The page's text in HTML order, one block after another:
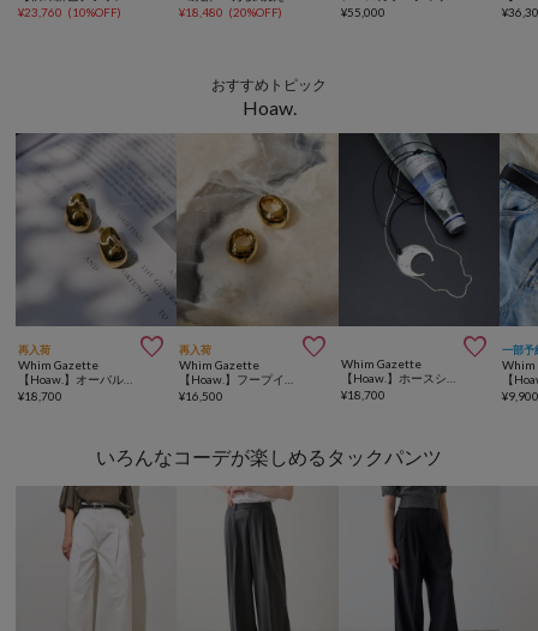
¥23,760 (10%OFF)
¥18,480 (20%OFF)
¥55,000 ¥
おすすめトピック
Hoaw.
再入荷 
Whim Gazette
¥18,700
再入荷 
Whim Gazette
¥16,500

Whim Gazette
¥18,700
一部予
Whim
¥
いろんなコーデが楽しめるタックパンツ